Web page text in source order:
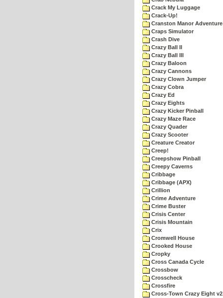
Crack My Luggage
Crack-Up!
Cranston Manor Adventure
Craps Simulator
Crash Dive
Crazy Ball II
Crazy Ball III
Crazy Baloon
Crazy Cannons
Crazy Clown Jumper
Crazy Cobra
Crazy Ed
Crazy Eights
Crazy Kicker Pinball
Crazy Maze Race
Crazy Quader
Crazy Scooter
Creature Creator
Creep!
Creepshow Pinball
Creepy Caverns
Cribbage
Cribbage (APX)
Crillion
Crime Adventure
Crime Buster
Crisis Center
Crisis Mountain
Crix
Cromwell House
Crooked House
Cropky
Cross Canada Cycle
Crossbow
Crosscheck
Crossfire
Cross-Town Crazy Eight